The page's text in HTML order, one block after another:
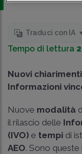
Traduci con IA
Tempo di lettura
Nuovi
Informazioni
Nuove modalità
il rilascio delle
(IVO) e tempi di
AEO. Sono